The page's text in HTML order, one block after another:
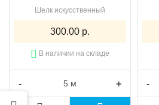
Шелк искусственный
300.00 р.
В наличии на складе
- + -